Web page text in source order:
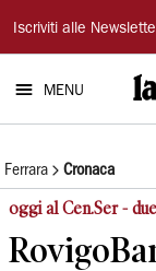
La
Nuova
Ferrara
Iscriviti alle
MENU
Ferrara Cronaca
oggi al Cen.Ser -